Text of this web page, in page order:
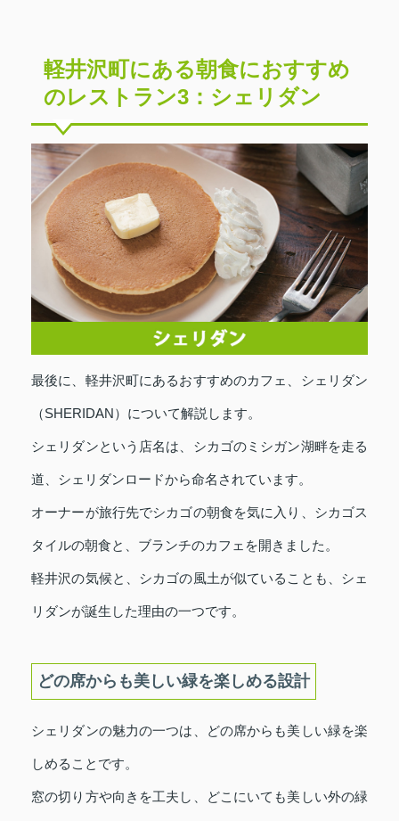
軽井沢町にある朝食におすすめ
のレストラン3：シェリダン
最後に、軽井沢町にあるおすすめのカフェ、シェリダン
（SHERIDAN）について解説します。
シェリダンという店名は、シカゴのミシガン湖畔を走る
道、シェリダンロードから命名されています。
オーナーが旅行先でシカゴの朝食を気に入り、シカゴス
タイルの朝食と、ブランチのカフェを開きました。
軽井沢の気候と、シカゴの風土が似ていることも、シェ
リダンが誕生した理由の一つです。
どの席からも美しい緑を楽しめる設計
シェリダンの魅力の一つは、どの席からも美しい緑を楽
しめることです。
窓の切り方や向きを工夫し、どこにいても美しい外の緑